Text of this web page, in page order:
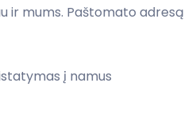
ir mums. Paštomato
į namus